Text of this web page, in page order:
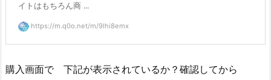
イトはもちろん商 ...
https://m.q0o.net/m/9lhi8emx
購入画面で 下記が表示されているか？確認してから